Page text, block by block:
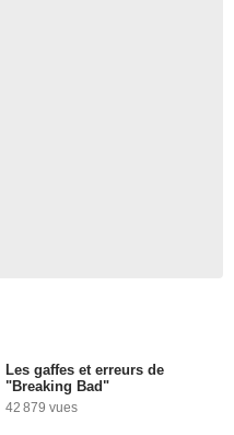
Les gaffes et erreurs de
"Breaking Bad"
42 879 vues